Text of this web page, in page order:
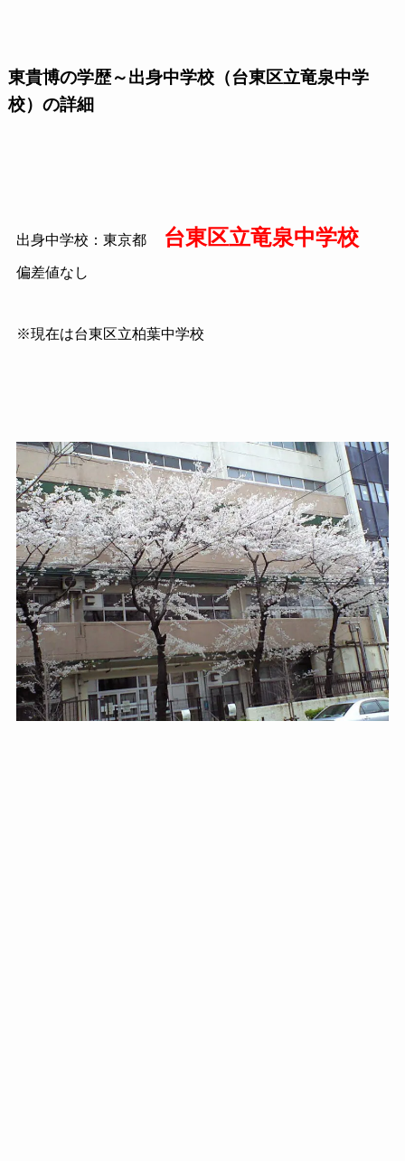
東貴博の学歴～出身中学校（台東区立竜泉中学
校）の詳細
出身中学校：東京都 台東区立竜泉中学校
偏差値なし
※現在は台東区立柏葉中学校